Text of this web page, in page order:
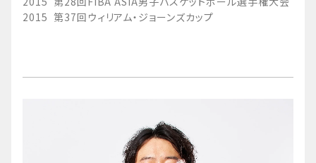
2015 第37回ウィリアム・ジョーンズカップ